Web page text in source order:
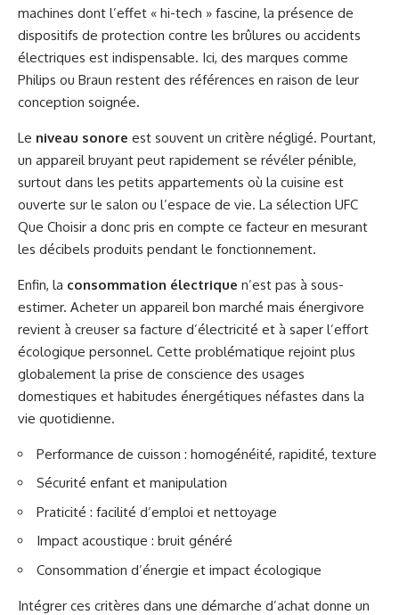
machines dont l’effet « hi-tech » fascine, la présence de
dispositifs de protection contre les brûlures ou accidents
électriques est indispensable. Ici, des marques comme
Philips ou Braun restent des références en raison de leur
conception soignée.
Le niveau sonore est souvent un critère négligé. Pourtant,
un appareil bruyant peut rapidement se révéler pénible,
surtout dans les petits appartements où la cuisine est
ouverte sur le salon ou l’espace de vie. La sélection UFC
Que Choisir a donc pris en compte ce facteur en mesurant
les décibels produits pendant le fonctionnement.
Enfin, la consommation électrique n’est pas à sous-
estimer. Acheter un appareil bon marché mais énergivore
revient à creuser sa facture d’électricité et à saper l’effort
écologique personnel. Cette problématique rejoint plus
globalement la prise de conscience des usages
domestiques et habitudes énergétiques néfastes dans la
vie quotidienne.
Performance de cuisson : homogénéité, rapidité, texture
Sécurité enfant et manipulation
Praticité : facilité d’emploi et nettoyage
Impact acoustique : bruit généré
Consommation d’énergie et impact écologique
Intégrer ces critères dans une démarche d’achat donne un